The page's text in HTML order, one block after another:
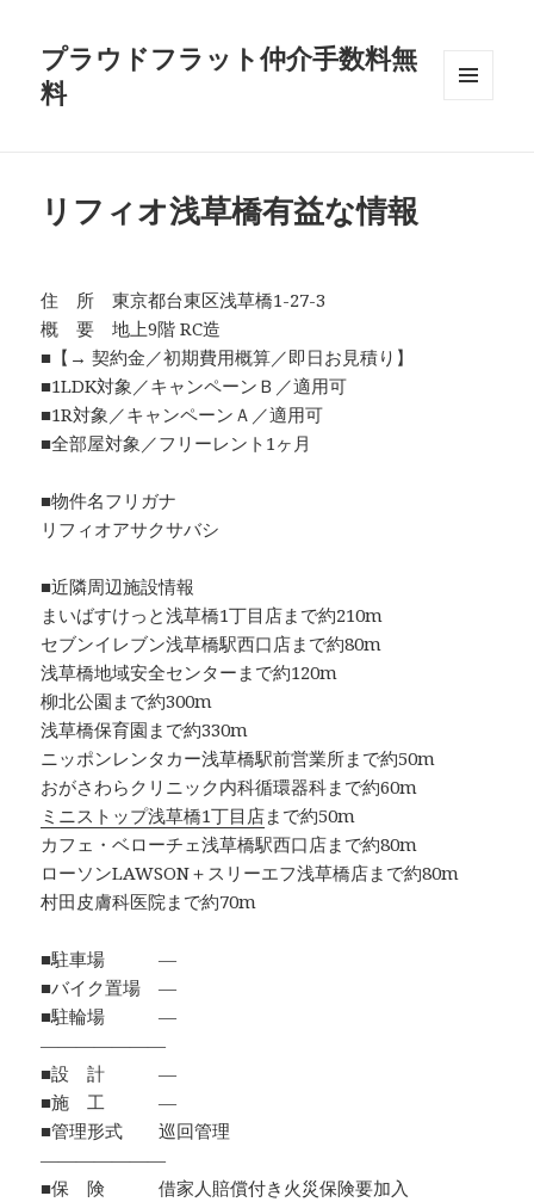
プラウドフラット仲介手数料無
料
リフィオ浅草橋有益な情報
住 所 東京都台東区浅草橋1-27-3
概 要 地上9階 RC造
■【→ 契約金／初期費用概算／即日お見積り】
■1LDK対象／キャンペーンＢ／適用可
■1R対象／キャンペーンＡ／適用可
■全部屋対象／フリーレント1ヶ月
■物件名フリガナ
リフィオアサクサバシ
■近隣周辺施設情報
まいばすけっと浅草橋1丁目店まで約210m
セブンイレブン浅草橋駅西口店まで約80m
浅草橋地域安全センターまで約120m
柳北公園まで約300m
浅草橋保育園まで約330m
ニッポンレンタカー浅草橋駅前営業所まで約50m
おがさわらクリニック内科循環器科まで約60m
ミニストップ浅草橋1丁目店まで約50m
カフェ・ベローチェ浅草橋駅西口店まで約80m
ローソンLAWSON＋スリーエフ浅草橋店まで約80m
村田皮膚科医院まで約70m
■駐車場 ―
■バイク置場 ―
■駐輪場 ―
―――――――
■設 計 ―
■施 工 ―
■管理形式 巡回管理
―――――――
■保 険 借家人賠償付き火災保険要加入